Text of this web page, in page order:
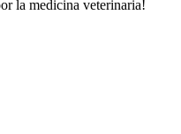
la medicina veterinaria!